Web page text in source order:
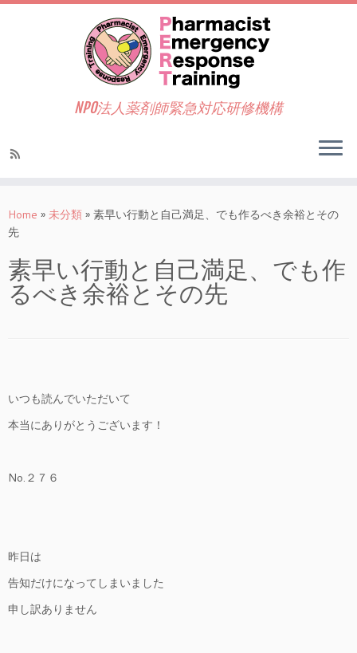
NPO法人薬剤師緊急対応研修機構
Home » 未分類 » 素早い行動と自己満足、でも作るべき余裕とその
先
素早い行動と自己満足、でも作
るべき余裕とその先
いつも読んでいただいて
本当にありがとうございます！
No.２７６
昨日は
告知だけになってしまいました
申し訳ありません